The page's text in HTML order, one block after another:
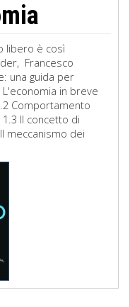
libero è così
Francesco
una guida per
in breve
Comportamento
Il concetto di
meccanismo dei